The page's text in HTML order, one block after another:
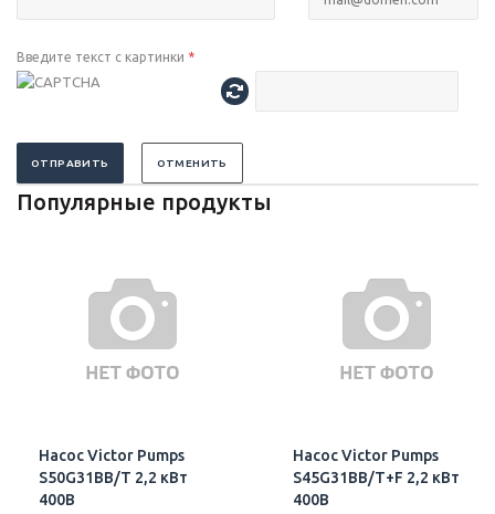
Введите текст с картинки *
ОТПРАВИТЬ ОТМЕНИТЬ
Популярные продукты
Насос Victor Pumps
S50G31BB/T 2,2 кВт
400В
Насос Victor Pumps
S45G31BB/T+F 2,2 кВт
400В